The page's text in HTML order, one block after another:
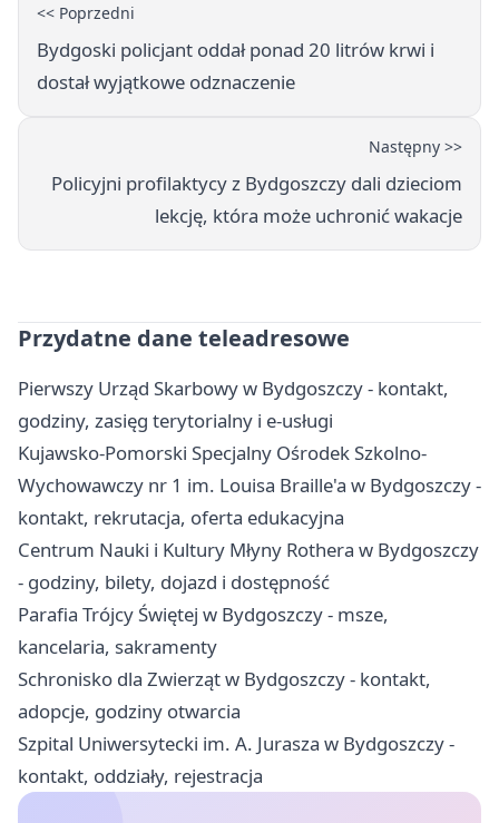
<< Poprzedni
Bydgoski policjant oddał ponad 20 litrów krwi i
dostał wyjątkowe odznaczenie
Następny >>
Policyjni profilaktycy z Bydgoszczy dali dzieciom
lekcję, która może uchronić wakacje
Przydatne dane teleadresowe
Pierwszy Urząd Skarbowy w Bydgoszczy - kontakt,
godziny, zasięg terytorialny i e-usługi
Kujawsko-Pomorski Specjalny Ośrodek Szkolno-
Wychowawczy nr 1 im. Louisa Braille'a w Bydgoszczy -
kontakt, rekrutacja, oferta edukacyjna
Centrum Nauki i Kultury Młyny Rothera w Bydgoszczy
- godziny, bilety, dojazd i dostępność
Parafia Trójcy Świętej w Bydgoszczy - msze,
kancelaria, sakramenty
Schronisko dla Zwierząt w Bydgoszczy - kontakt,
adopcje, godziny otwarcia
Szpital Uniwersytecki im. A. Jurasza w Bydgoszczy -
kontakt, oddziały, rejestracja